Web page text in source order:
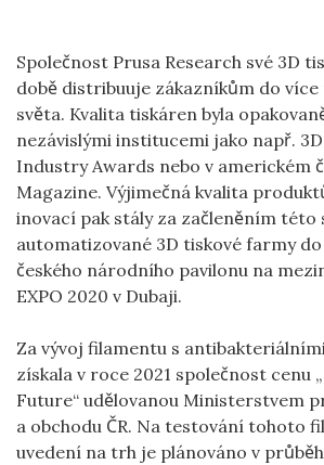
Společnost Prusa Research své 3D
době distribuuje zákazníkům do více
světa. Kvalita tiskáren byla
nezávislými institucemi jako např.
Industry Awards nebo v americkém
Magazine. Výjimečná kvalita
inovací pak stály za začleněním této
automatizované 3D tiskové farmy
českého národního pavilonu na
EXPO 2020 v Dubaji.
Za vývoj filamentu s
získala v roce 2021 společnost cenu
Future“ udělovanou Ministerstvem
a obchodu ČR. Na testování tohoto
uvedení na trh je plánováno v